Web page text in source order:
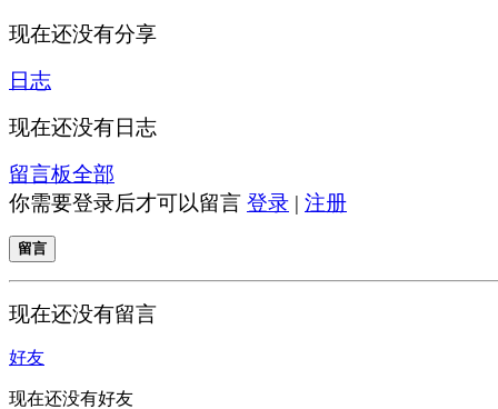
现在还没有分享
日志
现在还没有日志
留言板全部
你需要登录后才可以留言 登录 | 注册
留言
现在还没有留言
好友
现在还没有好友